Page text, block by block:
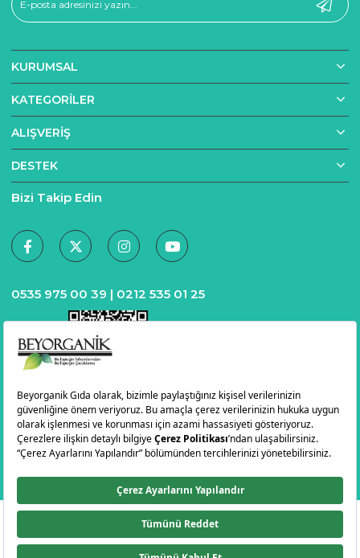
KURUMSAL
KATEGORILER
ALIŞVERIŞ
DESTEK
Bizi Takip Edin
0535 975 00 39 | 0212 535 01 25